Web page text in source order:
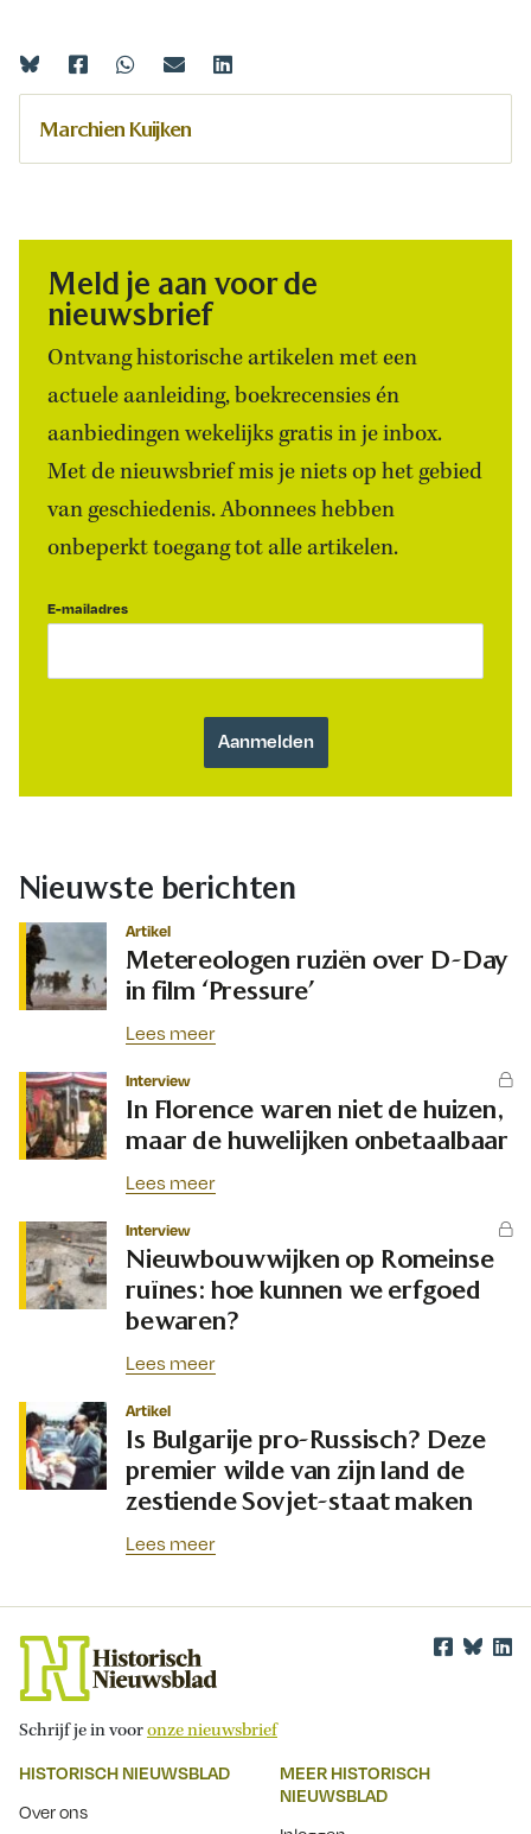
Marchien Kuijken
Meld je aan voor de
nieuwsbrief
Ontvang historische artikelen met een
actuele aanleiding, boekrecensies én
aanbiedingen wekelijks gratis in je inbox.
Met de nieuwsbrief mis je niets op het gebied
van geschiedenis. Abonnees hebben
onbeperkt toegang tot alle artikelen.
E-mailadres
Nieuwste berichten
Artikel
Metereologen ruziën over D-Day
in film ‘Pressure’
Lees meer
Interview
In Florence waren niet de huizen,
maar de huwelijken onbetaalbaar
Lees meer
Interview
Nieuwbouwwijken op Romeinse
ruïnes: hoe kunnen we erfgoed
bewaren?
Lees meer
Artikel
Is Bulgarije pro-Russisch? Deze
premier wilde van zijn land de
zestiende Sovjet-staat maken
Lees meer
Schrijf je in vooronze nieuwsbrief
HISTORISCH NIEUWSBLAD
Over ons
MEER HISTORISCH
NIEUWSBLAD